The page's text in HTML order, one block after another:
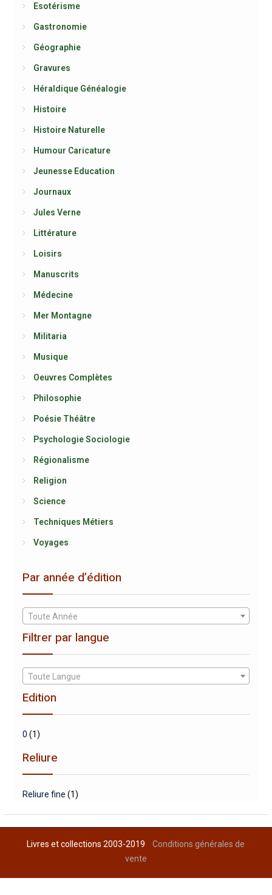
Esotérisme
Gastronomie
Géographie
Gravures
Héraldique Généalogie
Histoire
Histoire Naturelle
Humour Caricature
Jeunesse Education
Journaux
Jules Verne
Littérature
Loisirs
Manuscrits
Médecine
Mer Montagne
Militaria
Musique
Oeuvres Complètes
Philosophie
Poésie Théâtre
Psychologie Sociologie
Régionalisme
Religion
Science
Techniques Métiers
Voyages
Par année d’édition
Toute Année
Filtrer par langue
Toute Langue
Edition
0 (1)
Reliure
Reliure fine (1)
Livres et collections 2003-2019Conditions générales de
vente